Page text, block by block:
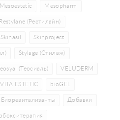
Mesoestetic Mesopharm
Restylane (Рестилайн)
Skinasil Skinproject
Stylage (Стилаж)
(Теосиаль) VELUDERM
VITA ESTETIC bioGEL
Биоревитализанты Добавки